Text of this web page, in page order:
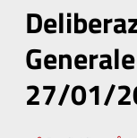
27/01/